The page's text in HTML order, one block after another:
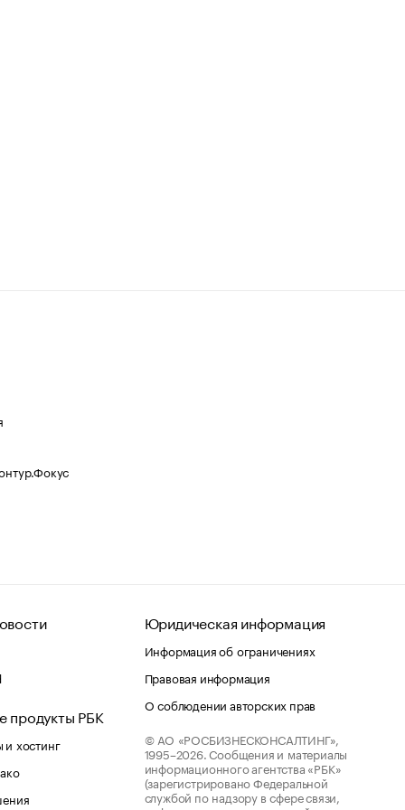
продукты РБК
хостинг
Юридическая информация
Информация об ограничениях
Правовая информация
О соблюдении авторских прав
© АО «РОСБИЗНЕСКОНСАЛТИНГ»,
1995–2026. Сообщения и материалы
информационного агентства «РБК»
(зарегистрировано Федеральной
службой по надзору в сфере связи,